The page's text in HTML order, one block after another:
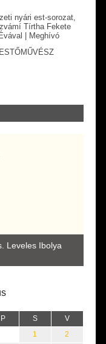
nyári est-sorozat,
Tírtha Fekete
| Meghívó
Leveles Ibolya
P S V
1
2